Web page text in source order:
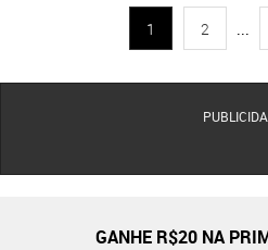
1 2 ...
GANHE R$20 NA